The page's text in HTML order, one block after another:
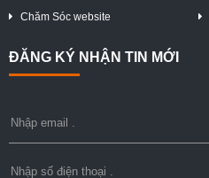
Chăm Sóc website
ĐĂNG KÝ NHẬN TIN MỚI